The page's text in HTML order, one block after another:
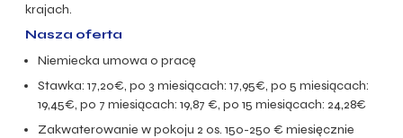
krajach.
Nasza oferta
Niemiecka umowa o pracę
Stawka:17,20€, po 3 miesiącach: 17,95€, po 5 miesiącach:
19,45€, po 7 miesiącach: 19,87 €, po 15 miesiącach: 24,28€
Zakwaterowanie w pokoju 2 os. 150-250 € miesięcznie